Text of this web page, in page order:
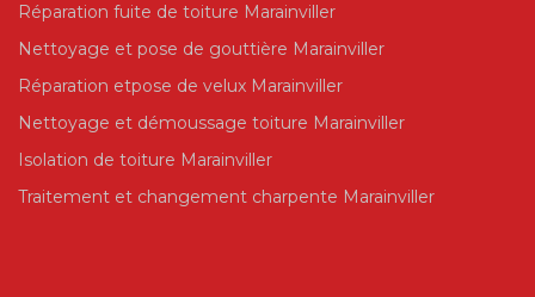
Réparation fuite de toiture Marainviller
Nettoyage et pose de gouttière Marainviller
Réparation etpose de velux Marainviller
Nettoyage et démoussage toiture Marainviller
Isolation de toiture Marainviller
Traitement et changement charpente Marainviller